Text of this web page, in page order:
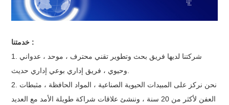
خدمتنا :
1. شركتنا لديها فريق بحث وتطوير تقني محترف ، موحد ، عدواني
وحيوي ، فريق إداري بوعي إداري حديث.
2. نحن نركز على المبيدات الحيوية الصناعية ، المواد الحافظة ، مثبطات
العفن لأكثر من 20 سنة ، وننشئ علاقات شراكة طويلة الأمد مع العديد